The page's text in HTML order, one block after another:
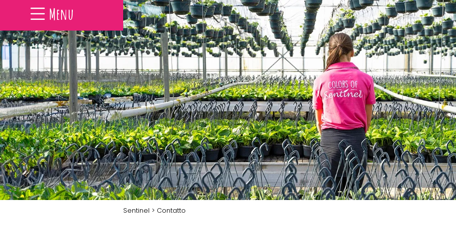
Menu
Sentinel > Contatto